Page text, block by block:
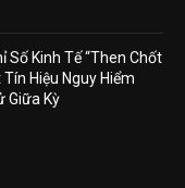
Số Kinh Tế “Then Chốt
Hiệu Nguy Hiểm
Giữa Kỳ